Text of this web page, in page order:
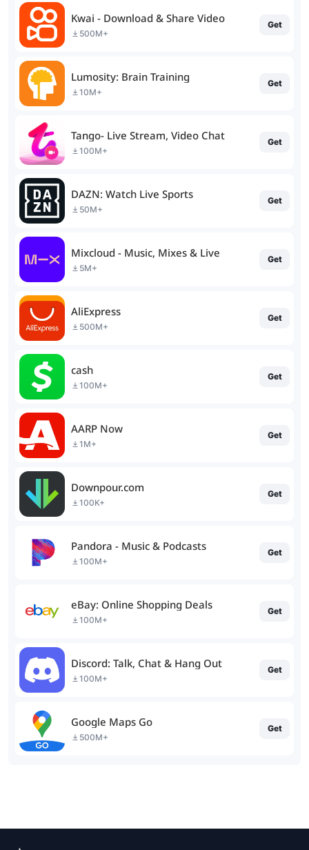
Kwai - Download & Share Video
500M+
Get
Lumosity: Brain Training
10M+
Get
Tango- Live Stream, Video Chat
100M+
Get
DAZN: Watch Live Sports
50M+
Get
Mixcloud - Music, Mixes & Live
5M+
Get
AliExpress
500M+
Get
cash
100M+
Get
AARP Now
1M+
Get
Downpour.com
100K+
Get
Pandora - Music & Podcasts
100M+
Get
eBay: Online Shopping Deals
100M+
Get
Discord: Talk, Chat & Hang Out
100M+
Get
Google Maps Go
500M+
Get